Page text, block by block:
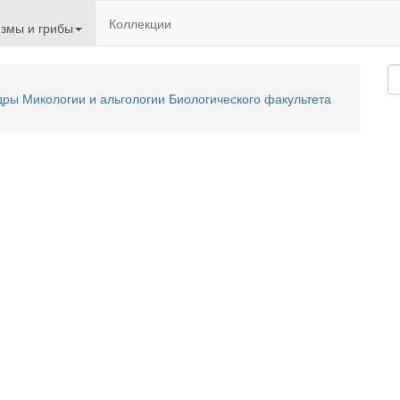
и грибы Коллекции
Микологии и альгологии Биологического факультета